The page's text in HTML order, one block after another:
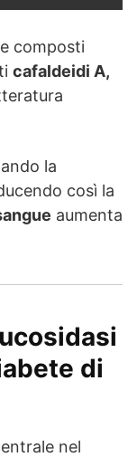
composti
cafaldeidi A,
la
così la
aumenta
di
nel